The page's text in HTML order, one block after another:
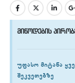
მიწოდების
უფასო მიტანა
შეკვეთებზე